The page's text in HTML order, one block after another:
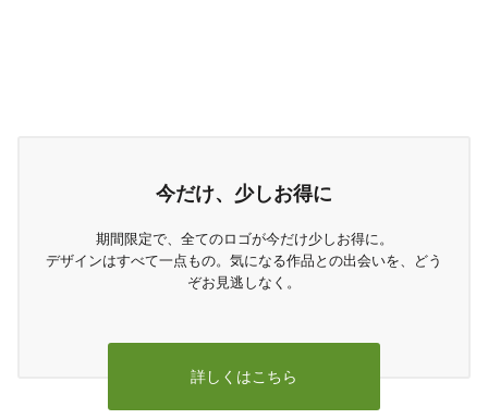
今だけ、少しお得に
期間限定で、全てのロゴが今だけ少しお得に。
デザインはすべて一点もの。気になる作品との出会いを、どう
ぞお見逃しなく。
詳しくはこちら